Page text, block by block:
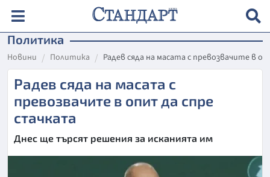
Политика
Новини Политика Радев сяда на масата с превозвачите в
Радев сяда на масата с
превозвачите в опит да спре
стачката
Днес ще търсят решения за исканията им